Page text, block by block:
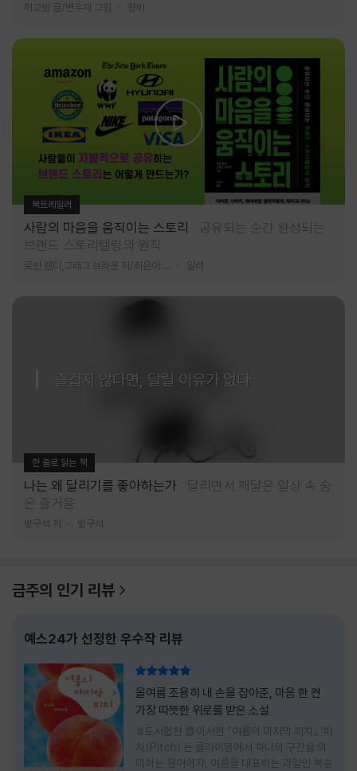
허교범 글/변우재 그림 창비
북트레일러
사람의 마음을 움직이는 스토리
공유되는 순간 완성되는
브랜드 스토리텔링의 원칙
알레
즐겁지 않다면, 달릴 이유가 없다
한 줄로 읽는 책
나는 왜 달리기를 좋아하는가
달리면서 깨달은 일상 속 숨
은 즐거움
방구석 저 방구석
금주의 인기 리뷰
예스24가 선정한 우수작 리뷰
올여름 조용히 내 손을 잡아준, 마음 한 켠
가장 따뜻한 위로를 받은 소설
#도서협찬 📗이서현 『여름의 마지막 피치』 '피
치(Pitch)'는 클라이밍에서 하나의 구간을 의
미하는 용어이자, 여름을 대표하는 과일인 복숭